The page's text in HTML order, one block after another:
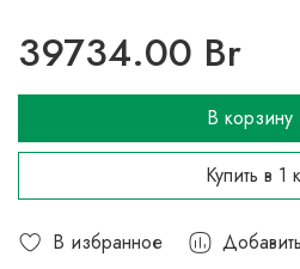
В избранное
39734.00 Br
В корзину
Купить в 1